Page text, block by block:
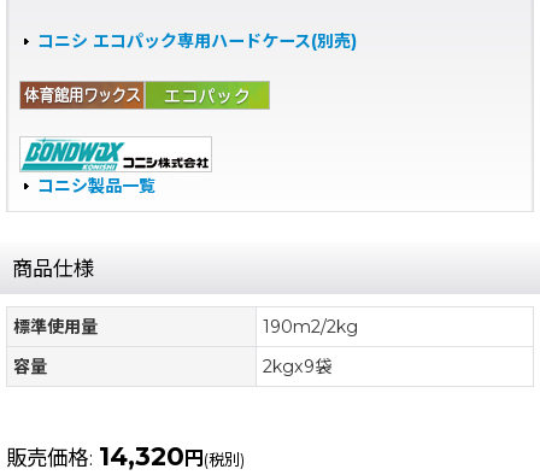
コニシ エコパック専用ハードケース(別売)
コニシ製品一覧
商品仕様
標準使用量
190m2/2kg
容量
2kgx9袋
販売価格: 14,320 円 (税別)